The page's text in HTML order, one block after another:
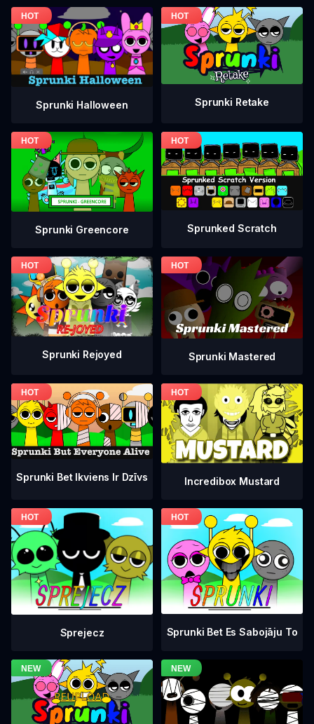
Sprunki Halloween Sprunki Retake
Sprunki Greencore Sprunked Scratch
Sprunki Rejoyed Sprunki Mastered
Sprunki Bet Ikviens Ir Dzīvs Incredibox Mustard
Sprejecz Sprunki Bet Es Sabojāju To